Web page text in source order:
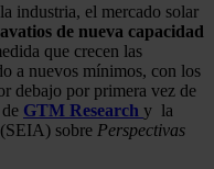
industria, el mercado solar
de nueva capacidad
que crecen las
a nuevos mínimos, con los
debajo por primera vez de
GTM Research y la
(SEIA) sobre Perspectivas